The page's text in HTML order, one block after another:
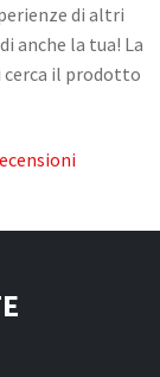
di altri
anche la tua! La
cerca il prodotto